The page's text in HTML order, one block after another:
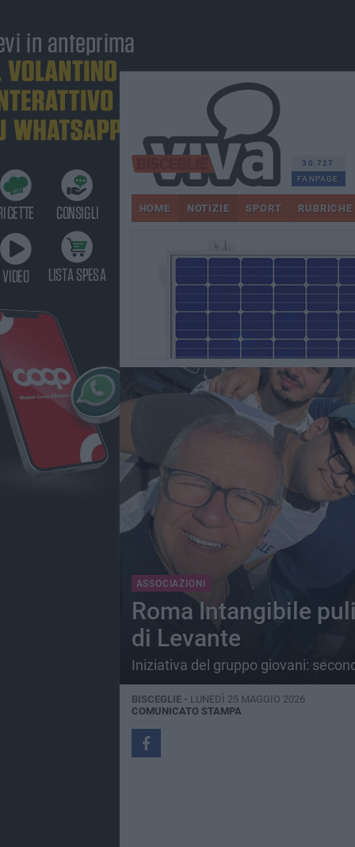
30.727
FANPAGE
HOME NOTIZIE SPORT RUBRICHE
ASSOCIAZIONI
Roma Intangibile
di Levante
Iniziativa del gruppo giovani:
BISCEGLIE - LUNEDÌ 25 MAGGIO 2026
COMUNICATO STAMPA